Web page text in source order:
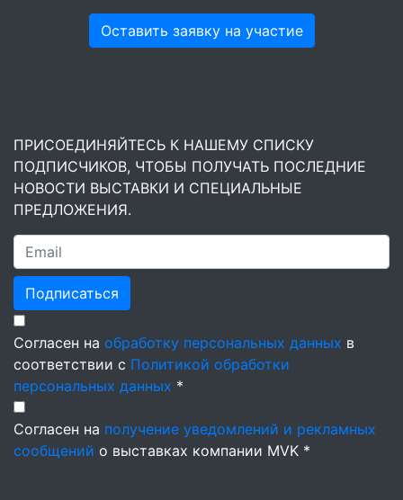
Оставить заявку на участие
ПРИСОЕДИНЯЙТЕСЬ К НАШЕМУ СПИСКУ
ПОДПИСЧИКОВ, ЧТОБЫ ПОЛУЧАТЬ ПОСЛЕДНИЕ
НОВОСТИ ВЫСТАВКИ И СПЕЦИАЛЬНЫЕ
ПРЕДЛОЖЕНИЯ.
Подписаться
Согласен на обработку персональных данных в
соответствии с Политикой обработки
персональных данных *
Согласен на получение уведомлений и рекламных
сообщений о выставках компании MVK *